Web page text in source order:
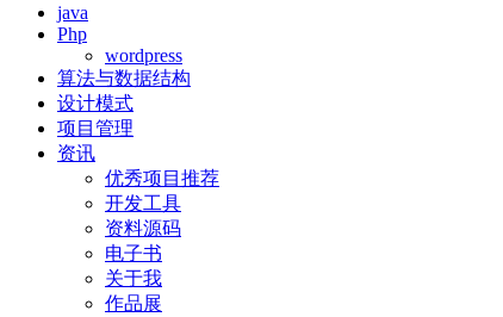
java
Php
wordpress
算法与数据结构
设计模式
项目管理
资讯
优秀项目推荐
开发工具
资料源码
电子书
关于我
作品展